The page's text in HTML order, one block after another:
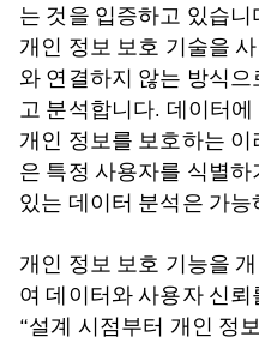
는 것을 입증하고 있습
개인 정보 보호 기술을
와 연결하지 않는 방식
고 분석합니다. 데이터
개인 정보를 보호하는
은 특정 사용자를 식별
있는 데이터 분석은 가능
개인 정보 보호 기능을
여 데이터와 사용자 신
“설계 시점부터 개인 정